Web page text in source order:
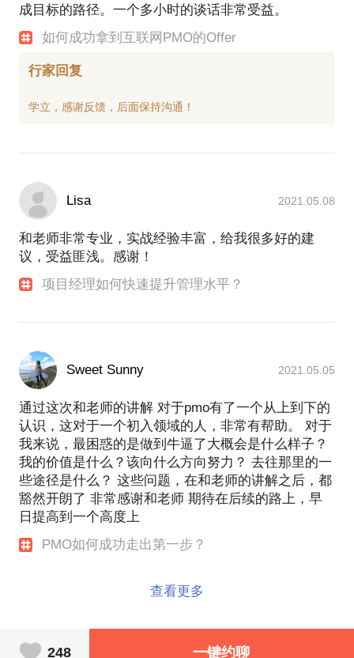
成目标的路径。一个多小时的谈话非常受益。
如何成功拿到互联网PMO的Offer
行家回复
Lisa 2021.05.08
和老师非常专业，实战经验丰富，给我很多好的建
议，受益匪浅。感谢！
项目经理如何快速提升管理水平？
Sweet Sunny 2021.05.05
通过这次和老师的讲解 对于pmo有了一个从上到下的
认识，这对于一个初入领域的人，非常有帮助。 对于
我来说，最困惑的是做到牛逼了大概会是什么样子？
我的价值是什么？该向什么方向努力？ 去往那里的一
些途径是什么？ 这些问题，在和老师的讲解之后，都
豁然开朗了 非常感谢和老师 期待在后续的路上，早
日提高到一个高度上
PMO如何成功走出第一步？
查看更多
248 一键约聊